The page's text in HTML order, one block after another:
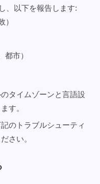
、以下を報告します:
）
市）
タイムゾーンと言語設
す。
のトラブルシューティ
さい。